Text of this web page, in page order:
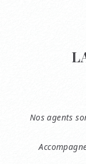
Nos agents